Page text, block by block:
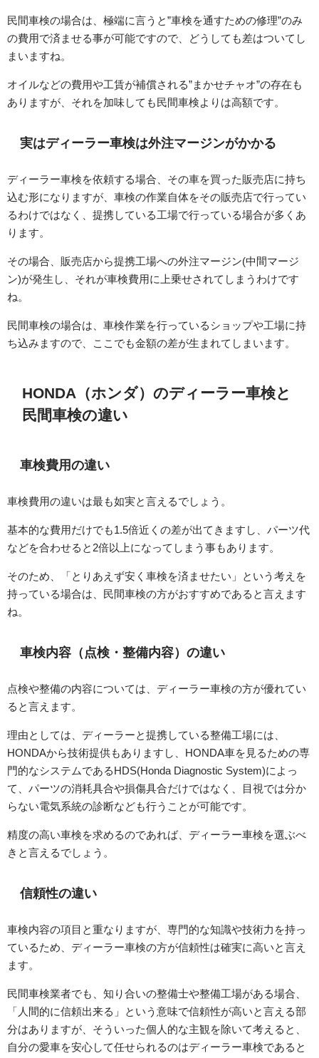
民間車検の場合は、極端に言うと”車検を通すための修理”のみ
の費用で済ませる事が可能ですので、どうしても差はついてし
まいますね。
オイルなどの費用や工賃が補償される”まかせチャオ”の存在も
ありますが、それを加味しても民間車検よりは高額です。
実はディーラー車検は外注マージンがかかる
ディーラー車検を依頼する場合、その車を買った販売店に持ち
込む形になりますが、車検の作業自体をその販売店で行ってい
るわけではなく、提携している工場で行っている場合が多くあ
ります。
その場合、販売店から提携工場への外注マージン(中間マージ
ン)が発生し、それが車検費用に上乗せされてしまうわけです
ね。
民間車検の場合は、車検作業を行っているショップや工場に持
ち込みますので、ここでも金額の差が生まれてしまいます。
HONDA（ホンダ）のディーラー車検と
民間車検の違い
車検費用の違い
車検費用の違いは最も如実と言えるでしょう。
基本的な費用だけでも1.5倍近くの差が出てきますし、パーツ代
などを合わせると2倍以上になってしまう事もあります。
そのため、「とりあえず安く車検を済ませたい」という考えを
持っている場合は、民間車検の方がおすすめであると言えます
ね。
車検内容（点検・整備内容）の違い
点検や整備の内容については、ディーラー車検の方が優れてい
ると言えます。
理由としては、ディーラーと提携している整備工場には、
HONDAから技術提供もありますし、HONDA車を見るための専
門的なシステムであるHDS(Honda Diagnostic System)によっ
て、パーツの消耗具合や損傷具合だけではなく、目視では分か
らない電気系統の診断なども行うことが可能です。
精度の高い車検を求めるのであれば、ディーラー車検を選ぶべ
きと言えるでしょう。
信頼性の違い
車検内容の項目と重なりますが、専門的な知識や技術力を持っ
ているため、ディーラー車検の方が信頼性は確実に高いと言え
ます。
民間車検業者でも、知り合いの整備士や整備工場がある場合、
「人間的に信頼出来る」という意味で信頼性が高いと言える部
分はありますが、そういった個人的な主観を除いて考えると、
自分の愛車を安心して任せられるのはディーラー車検であると